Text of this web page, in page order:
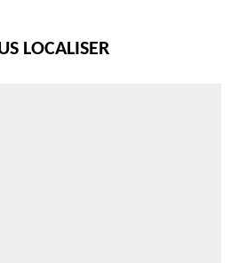
LOCALISER